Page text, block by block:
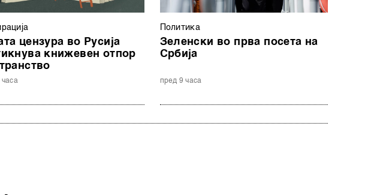
цензура во Русија
книжевен отпор
Политика
Зеленски во прва посета на
Србија
пред 9 часа